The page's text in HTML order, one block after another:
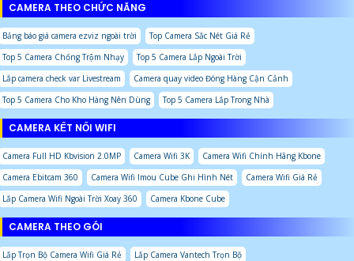
CAMERA THEO CHỨC NĂNG
Bảng báo giá camera ezviz ngoài trời
Top Camera Sắc Nét Giá Rẻ
Top 5 Camera Chống Trộm Nhạy
Top 5 Camera Lắp Ngoài Trời
Lắp camera check var Livestream
Camera quay video Đóng Hàng Cận Cảnh
Top 5 Camera Cho Kho Hàng Nên Dùng
Top 5 Camera Lắp Trong Nhà
CAMERA KẾT NỐI WIFI
Camera Full HD Kbvision 2.0MP Camera Wifi 3K
Camera Wifi Chính Hãng Kbone
Camera Ebitcam 360
Camera Wifi Imou Cube Ghi Hình Nét
Camera Wifi Giá Rẻ
Lắp Camera Wifi Ngoài Trời Xoay 360
Camera Kbone Cube
CAMERA THEO GÓI
Lắp Trọn Bộ Camera Wifi Giá Rẻ
Lắp Camera Vantech Trọn Bộ